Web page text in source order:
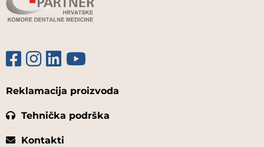
Reklamacija proizvoda
Tehnička podrška
Kontakti